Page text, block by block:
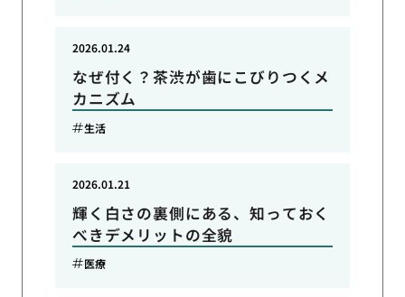
なぜ付く？茶渋が歯にこびりつくメ
カニズム
2026.01.24
生活
輝く白さの裏側にある、知っておく
べきデメリットの全貌
2026.01.21
医療